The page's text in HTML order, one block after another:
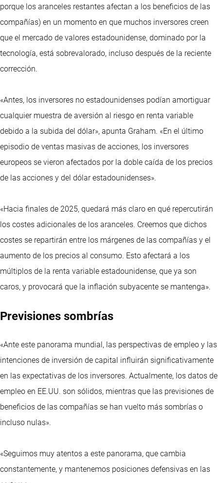
porque los aranceles restantes afectan a los beneficios de las
compañías) en un momento en que muchos inversores creen
que el mercado de valores estadounidense, dominado por la
tecnología, está sobrevalorado, incluso después de la reciente
corrección.
«Antes, los inversores no estadounidenses podían amortiguar
cualquier muestra de aversión al riesgo en renta variable
debido a la subida del dólar», apunta Graham. «En el último
episodio de ventas masivas de acciones, los inversores
europeos se vieron afectados por la doble caída de los precios
de las acciones y del dólar estadounidenses».
«Hacia finales de 2025, quedará más claro en qué repercutirán
los costes adicionales de los aranceles. Creemos que dichos
costes se repartirán entre los márgenes de las compañías y el
aumento de los precios al consumo. Esto afectará a los
múltiplos de la renta variable estadounidense, que ya son
caros, y provocará que la inflación subyacente se mantenga».
Previsiones sombrías
«Ante este panorama mundial, las perspectivas de empleo y las
intenciones de inversión de capital influirán significativamente
en las expectativas de los inversores. Actualmente, los datos de
empleo en EE.UU. son sólidos, mientras que las previsiones de
beneficios de las compañías se han vuelto más sombrías o
incluso nulas».
«Seguimos muy atentos a este panorama, que cambia
constantemente, y mantenemos posiciones defensivas en las